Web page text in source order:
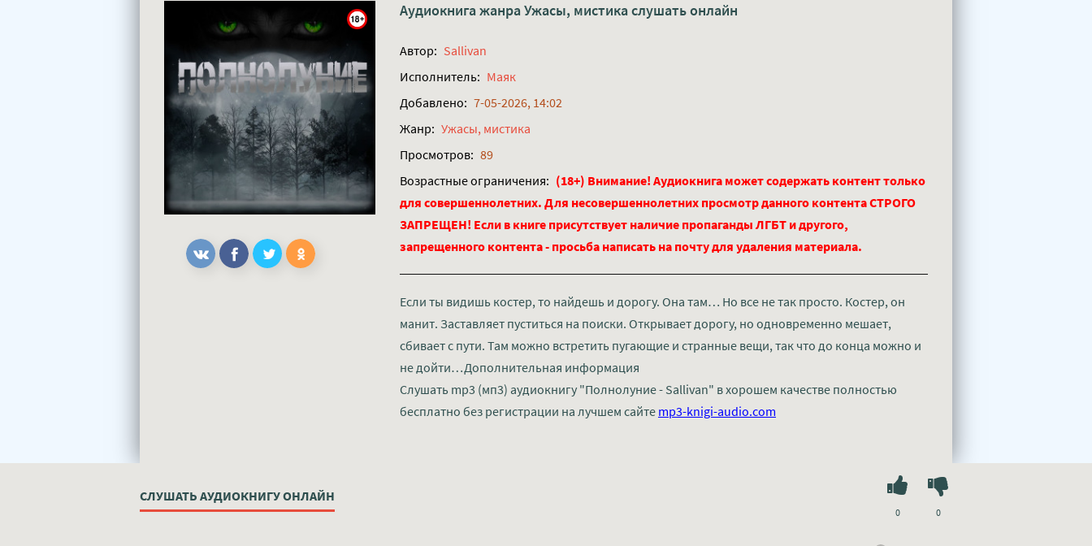
Аудиокнига жанра Ужасы, мистика слушать онлайн
Автор: Sallivan
Исполнитель: Маяк
Добавлено: 7-05-2026, 14:02
Жанр: Ужасы, мистика
Просмотров: 89
Возрастные ограничения: (18+) Внимание! Аудиокнига может содержать контент только
для совершеннолетних. Для несовершеннолетних просмотр данного контента СТРОГО
ЗАПРЕЩЕН! Если в книге присутствует наличие пропаганды ЛГБТ и другого,
запрещенного контента - просьба написать на почту для удаления материала.
Если ты видишь костер, то найдешь и дорогу. Она там… Но все не так просто. Костер, он
манит. Заставляет пуститься на поиски. Открывает дорогу, но одновременно мешает,
сбивает с пути. Там можно встретить пугающие и странные вещи, так что до конца можно и
не дойти…Дополнительная информация
Слушать mp3 (мп3) аудиокнигу "Полнолуние - Sallivan" в хорошем качестве полностью
бесплатно без регистрации на лучшем сайте mp3-knigi-audio.com
СЛУШАТЬ АУДИОКНИГУ ОНЛАЙН
0 0